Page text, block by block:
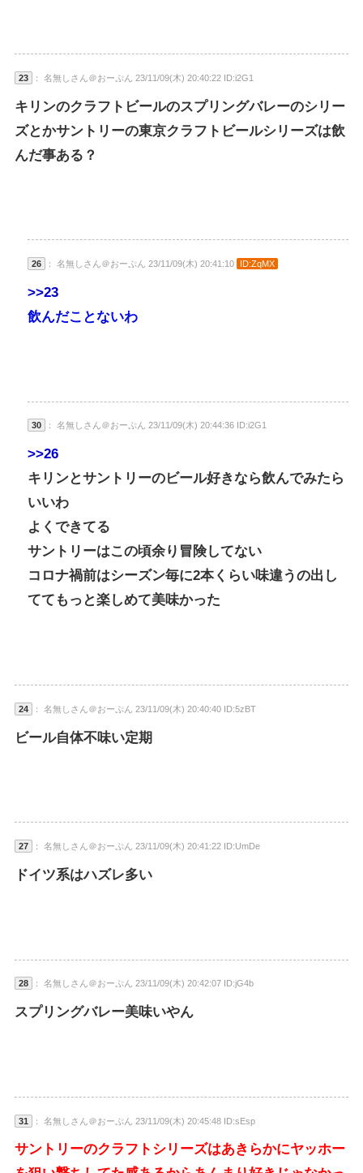
23 ： 名無しさん＠おーぷん 23/11/09(木) 20:40:22 ID:i2G1
キリンのクラフトビールのスプリングバレーのシリー
ズとかサントリーの東京クラフトビールシリーズは飲
んだ事ある？
26 ： 名無しさん＠おーぷん 23/11/09(木) 20:41:10 ID:ZqMX
>>23
飲んだことないわ
30 ： 名無しさん＠おーぷん 23/11/09(木) 20:44:36 ID:i2G1
>>26
キリンとサントリーのビール好きなら飲んでみたら
いいわ
よくできてる
サントリーはこの頃余り冒険してない
コロナ禍前はシーズン毎に2本くらい味違うの出し
ててもっと楽しめて美味かった
24 ： 名無しさん＠おーぷん 23/11/09(木) 20:40:40 ID:5zBT
ビール自体不味い定期
27 ： 名無しさん＠おーぷん 23/11/09(木) 20:41:22 ID:UmDe
ドイツ系はハズレ多い
28 ： 名無しさん＠おーぷん 23/11/09(木) 20:42:07 ID:jG4b
スプリングバレー美味いやん
31 ： 名無しさん＠おーぷん 23/11/09(木) 20:45:48 ID:sEsp
サントリーのクラフトシリーズはあきらかにヤッホー